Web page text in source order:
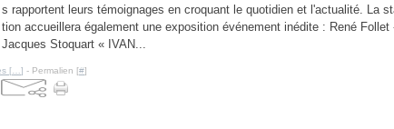
s rapportent leurs témoignages en croquant le quotidien et l'actualité. La
tion accueillera également une exposition événement inédite : René Follet
Jacques Stoquart « IVAN...
[ ] - Permalien [#]